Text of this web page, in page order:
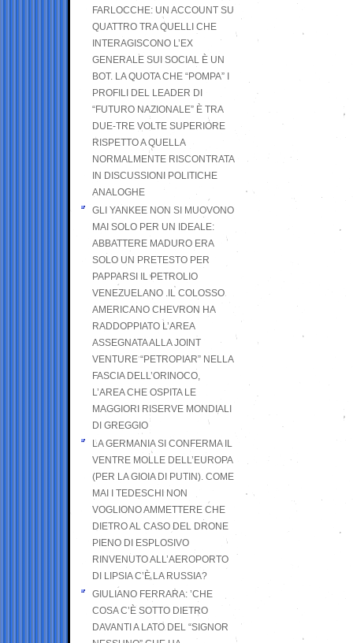
FARLOCCHE: UN ACCOUNT SU
QUATTRO TRA QUELLI CHE
INTERAGISCONO L’EX
GENERALE SUI SOCIAL È UN
BOT. LA QUOTA CHE “POMPA” I
PROFILI DEL LEADER DI
“FUTURO NAZIONALE” È TRA
DUE-TRE VOLTE SUPERIORE
RISPETTO A QUELLA
NORMALMENTE RISCONTRATA
IN DISCUSSIONI POLITICHE
ANALOGHE
GLI YANKEE NON SI MUOVONO
MAI SOLO PER UN IDEALE:
ABBATTERE MADURO ERA
SOLO UN PRETESTO PER
PAPPARSI IL PETROLIO
VENEZUELANO .IL COLOSSO
AMERICANO CHEVRON HA
RADDOPPIATO L’AREA
ASSEGNATA ALLA JOINT
VENTURE “PETROPIAR” NELLA
FASCIA DELL’ORINOCO,
L’AREA CHE OSPITA LE
MAGGIORI RISERVE MONDIALI
DI GREGGIO
LA GERMANIA SI CONFERMA IL
VENTRE MOLLE DELL’EUROPA
(PER LA GIOIA DI PUTIN). COME
MAI I TEDESCHI NON
VOGLIONO AMMETTERE CHE
DIETRO AL CASO DEL DRONE
PIENO DI ESPLOSIVO
RINVENUTO ALL’AEROPORTO
DI LIPSIA C’È LA RUSSIA?
GIULIANO FERRARA: ’CHE
COSA C’È SOTTO DIETRO
DAVANTI A LATO DEL “SIGNOR